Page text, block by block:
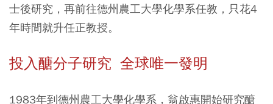
士後研究，再前往德州農工大學化學系任教，只花4
年時間就升任正教授。
投入醣分子研究 全球唯一發明
1983年到德州農工大學化學系，翁啟惠開始研究醣